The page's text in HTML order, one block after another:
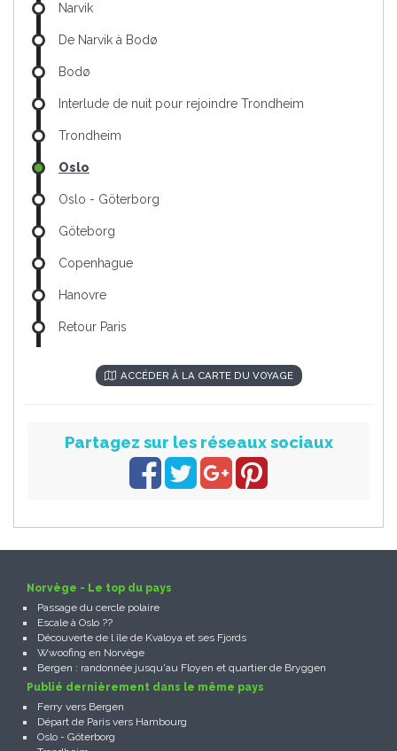
Narvik
De Narvik à Bodø
Bodø
Interlude de nuit pour rejoindre Trondheim
Trondheim
Oslo
Oslo - Göterborg
Göteborg
Copenhague
Hanovre
Retour Paris
ACCÉDER À LA CARTE DU VOYAGE
Partagez sur les réseaux sociaux
Norvège - Le top du pays
Passage du cercle polaire
Escale à Oslo ??
Découverte de l île de Kvaloya et ses Fjords
Wwoofing en Norvège
Bergen : randonnée jusqu'au Floyen et quartier de Bryggen
Publié dernièrement dans le même pays
Ferry vers Bergen
Départ de Paris vers Hambourg
Oslo - Göterborg